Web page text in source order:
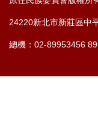
24220新北市新莊區中
總機：02-89953456